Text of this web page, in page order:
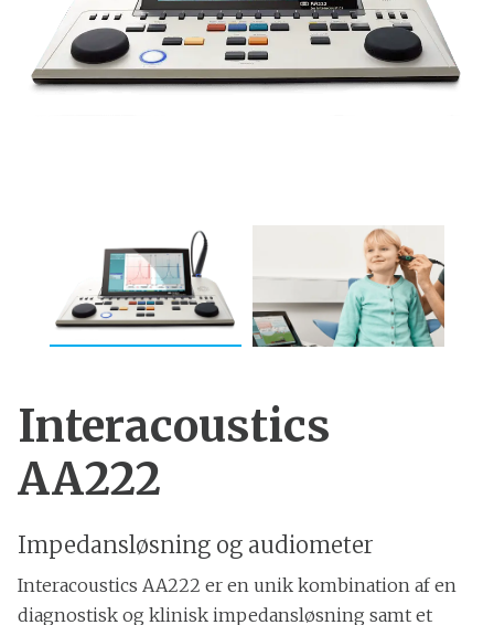
Interacoustics
AA222
Impedansløsning og audiometer
Interacoustics AA222 er en unik kombination af en
diagnostisk og klinisk impedansløsning samt et